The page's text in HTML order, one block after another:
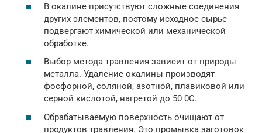
В окалине присутствуют сложные соединения
других элементов, поэтому исходное сырье
подвергают химической или механической
обработке.
Выбор метода травления зависит от природы
металла. Удаление окалины производят
фосфорной, соляной, азотной, плавиковой или
серной кислотой, нагретой до 50 0C.
Обрабатываемую поверхность очищают от
продуктов травления. Это промывка заготовок